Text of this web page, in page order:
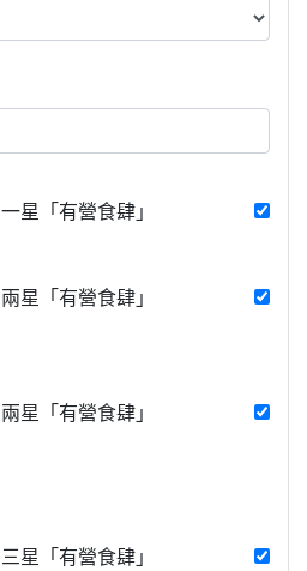
一星「有營食肆」
兩星「有營食肆」
兩星「有營食肆」
三星「有營食肆」